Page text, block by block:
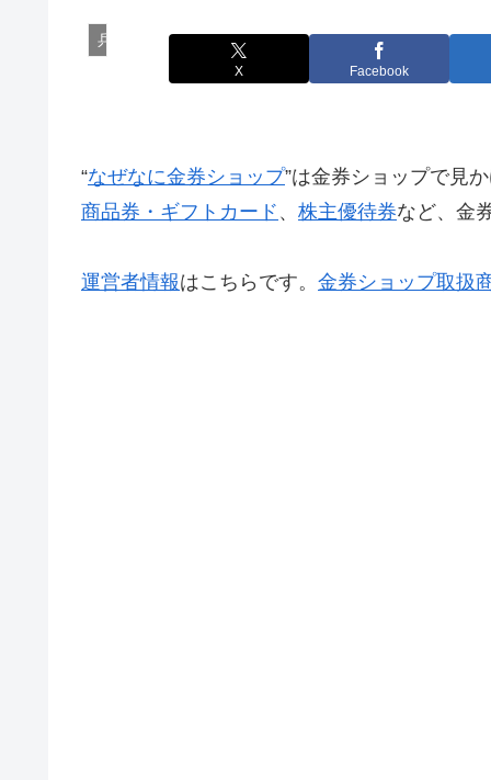
兵庫県の金券ショップ
X Facebook
“なぜなに金券ショップ”は金券ショップで見
商品券・ギフトカード 、 株主優待券など、金
運営者情報はこちらです。 金券ショップ取扱